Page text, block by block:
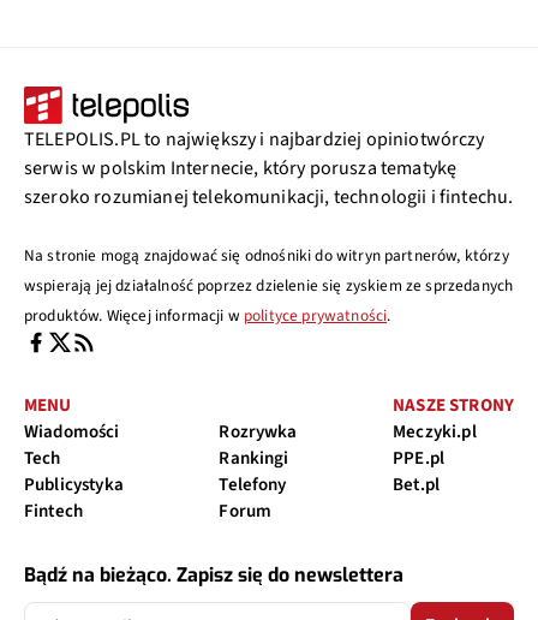
TELEPOLIS.PL to największy i najbardziej opiniotwórczy
serwis w polskim Internecie, który porusza tematykę
szeroko rozumianej telekomunikacji, technologii i fintechu.
Na stronie mogą znajdować się odnośniki do witryn partnerów, którzy
wspierają jej działalność poprzez dzielenie się zyskiem ze sprzedanych
produktów. Więcej informacji w polityce prywatności.
MENU
Wiadomości
Tech
Publicystyka
Fintech
Rozrywka
Rankingi
Telefony
Forum
NASZE STRONY
Meczyki.pl
PPE.pl
Bet.pl
Bądź na bieżąco. Zapisz się do newslettera